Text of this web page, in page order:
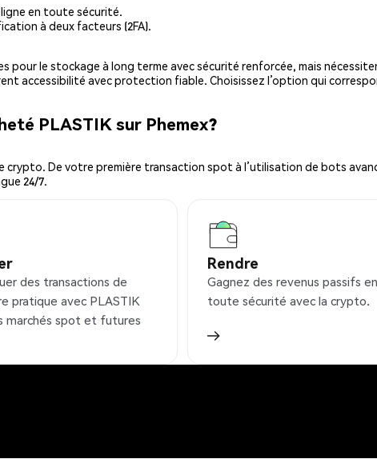
en toute sécurité.
à deux facteurs (2FA).
pour le stockage à long terme avec sécurité renforcée, mais
accessibilité avec protection fiable. Choisissez l’option qui
PLASTIK sur Phemex?
crypto. De votre première transaction spot à l’utilisation de bots
24/7.
des transactions de
pratique avec PLASTIK
marchés spot et futures
Rendre
Gagnez des revenus passifs en
toute sécurité avec la crypto.